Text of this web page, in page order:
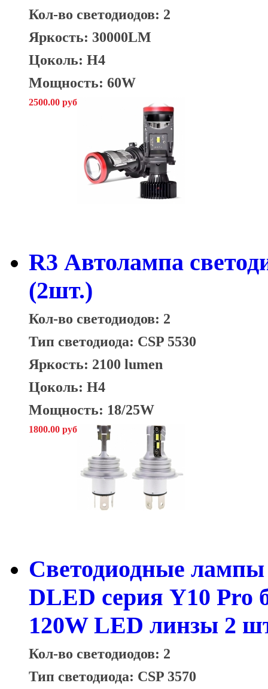
Кол-во светодиодов: 2
Яркость: 30000LM
Цоколь: H4
Мощность: 60W
2500.00 руб
R3 Автолампа
(2шт.)
Кол-во светодиодов: 2
Тип светодиода: CSP 5530
Яркость: 2100 lumen
Цоколь: H4
Мощность: 18/25W
1800.00 руб
Светодиодные лампы
DLED серия Y10 Pro
120W LED линзы 2
Кол-во светодиодов: 2
Тип светодиода: CSP 3570